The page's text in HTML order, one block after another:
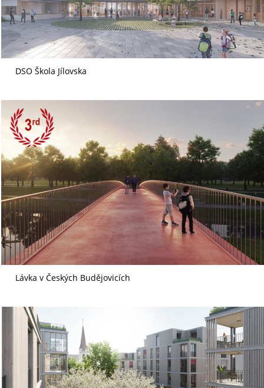
DSO Škola Jílovska
Lávka v Českých Budějovicích